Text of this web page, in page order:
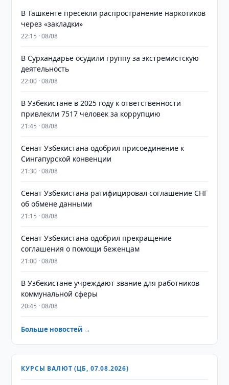
В Ташкенте пресекли распространение наркотиков
через «закладки»
22:15 · 08/08
В Сурхандарье осудили группу за экстремистскую
деятельность
22:00 · 08/08
В Узбекистане в 2025 году к ответственности
привлекли 7517 человек за коррупцию
21:45 · 08/08
Сенат Узбекистана одобрил присоединение к
Сингапурской конвенции
21:30 · 08/08
Сенат Узбекистана ратифицировал соглашение СНГ
об обмене данными
21:15 · 08/08
Сенат Узбекистана одобрил прекращение
соглашения о помощи беженцам
21:00 · 08/08
В Узбекистане учреждают звание для работников
коммунальной сферы
20:45 · 08/08
Больше новостей →
КУРСЫ ВАЛЮТ (ЦБ, 07.08.2026)